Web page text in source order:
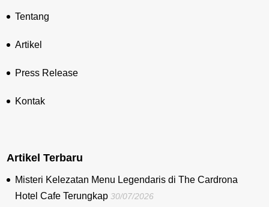
Tentang
Artikel
Press Release
Kontak
Artikel Terbaru
Misteri Kelezatan Menu Legendaris di The Cardrona
Hotel Cafe Terungkap 30/07/2026